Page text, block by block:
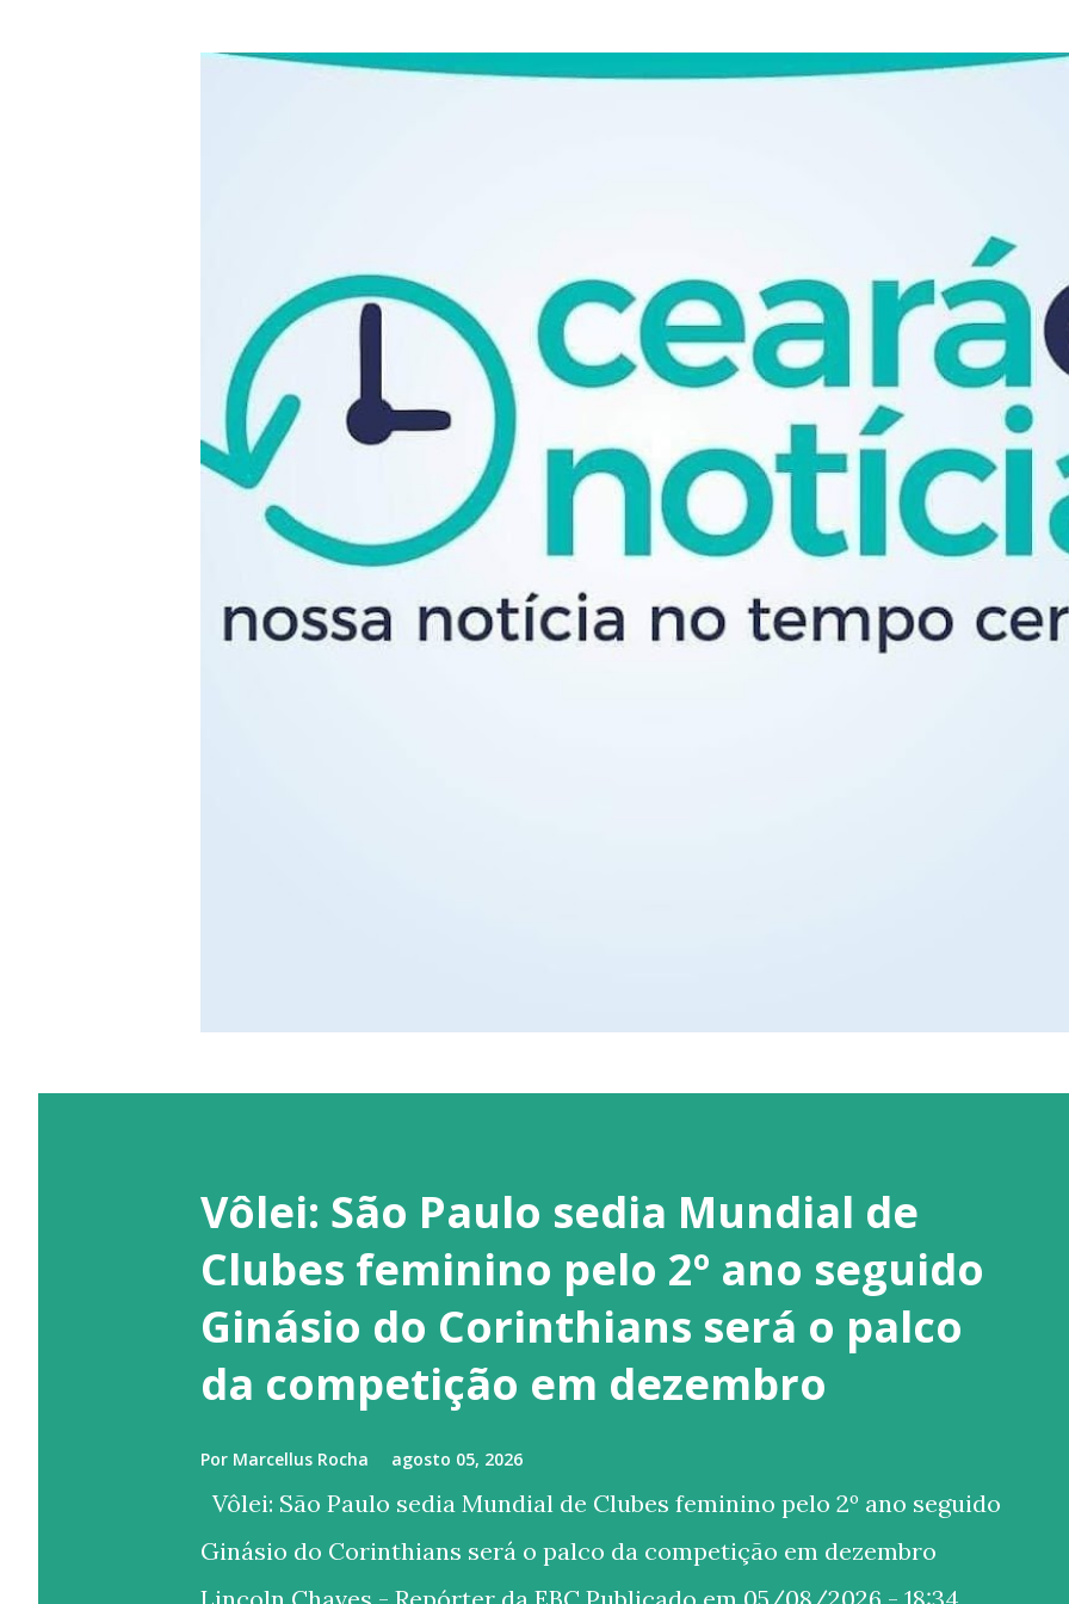
Vôlei: São Paulo sedia Mundial de
Clubes feminino pelo 2º ano seguido
Ginásio do Corinthians será o palco
da competição em dezembro
Por Marcellus Rocha agosto 05, 2026
Vôlei: São Paulo sedia Mundial de Clubes feminino pelo 2º ano seguido
Ginásio do Corinthians será o palco da competição em dezembro